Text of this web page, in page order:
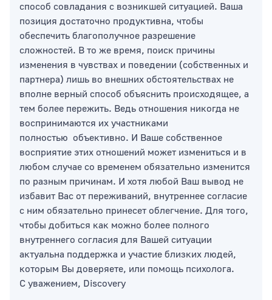
способ совладания с возникшей ситуацией. Ваша
позиция достаточно продуктивна, чтобы
обеспечить благополучное разрешение
сложностей. В то же время, поиск причины
изменения в чувствах и поведении (собственных и
партнера) лишь во внешних обстоятельствах не
вполне верный способ объяснить происходящее, а
тем более пережить. Ведь отношения никогда не
воспринимаются их участниками
полностью объективно. И Ваше собственное
восприятие этих отношений может измениться и в
любом случае со временем обязательно изменится
по разным причинам. И хотя любой Ваш вывод не
избавит Вас от переживаний, внутреннее согласие
с ним обязательно принесет облегчение. Для того,
чтобы добиться как можно более полного
внутреннего согласия для Вашей ситуации
актуальна поддержка и участие близких людей,
которым Вы доверяете, или помощь психолога.
С уважением, Discovery